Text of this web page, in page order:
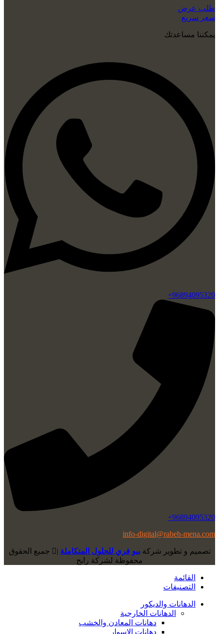
طلب عرض
سعر سريع
يمكننا مساعدتك
96894095320+
96894095320+
info-digital@rabeh-mena.com
تصميم و تطوير شركةبيو فري للحلول المتكاملة |
ﺟﻤﻴﻊ اﻟﺤﻘﻮق
ﻣﺤﻔﻮﻇﺔ لشرﻛﺔ رابح
القائمة
التصنيفات
الدهانات والديكور
الدهانات الخارجية
دهانات المعادن والخشب
دهانات الاسوار